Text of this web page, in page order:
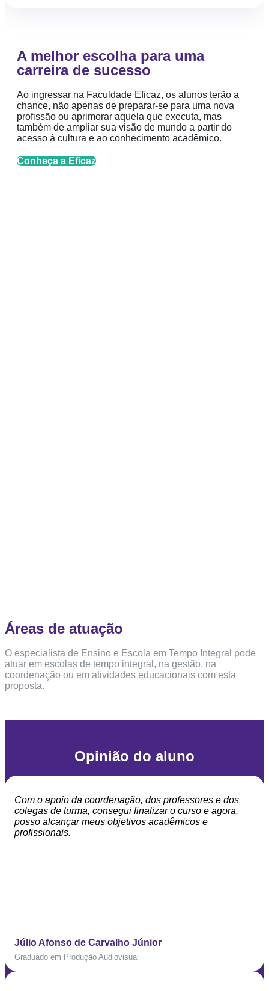
A melhor escolha para uma
carreira de sucesso
Ao ingressar na Faculdade Eficaz, os alunos terão a
chance, não apenas de preparar-se para uma nova
profissão ou aprimorar aquela que executa, mas
também de ampliar sua visão de mundo a partir do
acesso à cultura e ao conhecimento acadêmico.
Conheça a Eficaz
Áreas de atuação
O especialista de Ensino e Escola em Tempo Integral pode
atuar em escolas de tempo integral, na gestão, na
coordenação ou em atividades educacionais com esta
proposta.
Opinião do aluno
Com o apoio da coordenação, dos professores e dos
colegas de turma, consegui finalizar o curso e agora,
posso alcançar meus objetivos acadêmicos e
profissionais.
Júlio Afonso de Carvalho Júnior
Graduado em Produção Audiovisual